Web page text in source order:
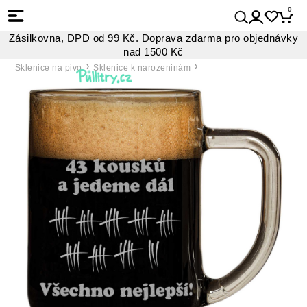
0
Zásilkovna, DPD od 99 Kč. Doprava zdarma pro objednávky
nad 1500 Kč
Sklenice na pivo Sklenice k narozeninám